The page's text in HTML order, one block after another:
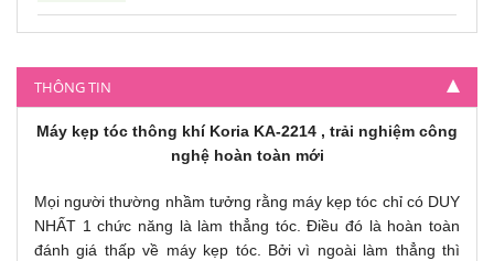
KM - 321
THÔNG TIN
Máy kẹp tóc thông khí Koria KA-2214 , trải nghiệm công
nghệ hoàn toàn mới
Mọi người thường nhầm tưởng rằng máy kẹp tóc chỉ có DUY
NHẤT 1 chức năng là làm thẳng tóc. Điều đó là hoàn toàn
đánh giá thấp về máy kẹp tóc. Bởi vì ngoài làm thẳng thì